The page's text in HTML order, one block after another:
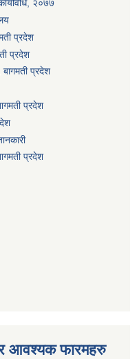
२०७७
प्रदेश
प्रदेश
बागमती प्रदेश
प्रदेश
प्रदेश
र आवश्यक फारमहरु